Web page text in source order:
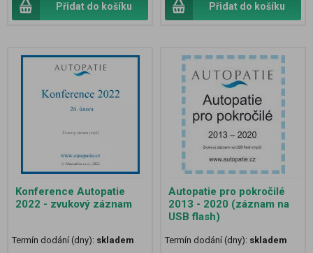
Přidat do košíku Přidat do košíku
Konference Autopatie
2022 - zvukový záznam
Termín dodání (dny): skladem
Autopatie pro pokročilé
2013 - 2020 (záznam na
USB flash)
Termín dodání (dny): skladem